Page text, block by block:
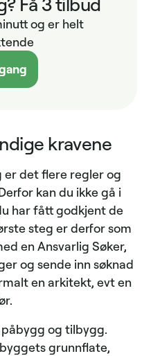
og er helt
kravene
er det flere regler og
kan du ikke gå i
har fått godkjent de
steg er derfor som
en Ansvarlig Søker,
og sende inn søknad
en arkitekt, evt en
og tilbygg.
grunnflate,